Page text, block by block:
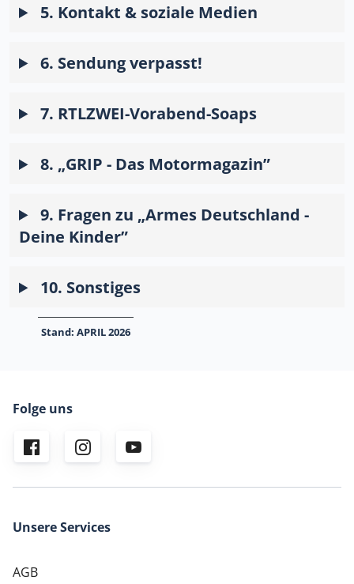
5. Kontakt & soziale Medien
6. Sendung verpasst!
7. RTLZWEI-Vorabend-Soaps
8. „GRIP - Das Motormagazin”
9. Fragen zu „Armes Deutschland -
Deine Kinder”
10. Sonstiges
Stand: APRIL 2026
Folge uns
Unsere Services
AGB